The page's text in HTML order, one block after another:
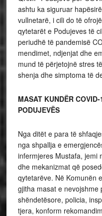
ashtu ka siguruar
vullnetarë, i cili do të
qytetarët e Podujeves të
periudhë të pandemisë
mendimet, ndjenjat dhe
mund të përjetojnë stres
shenja dhe simptoma të
MASAT KUNDËR
PODUJEVËS
Nga ditët e para të
nga shpallja e
infermjeres Mustafa, jemi
dhe mekanizmat që
qytetarëve. Në Komunën
gjitha masat e nevojshme
shëndetësore, policia,
tjera, konform